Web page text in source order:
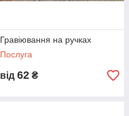
Гравіювання на ручках
Послуга
від 62 ₴